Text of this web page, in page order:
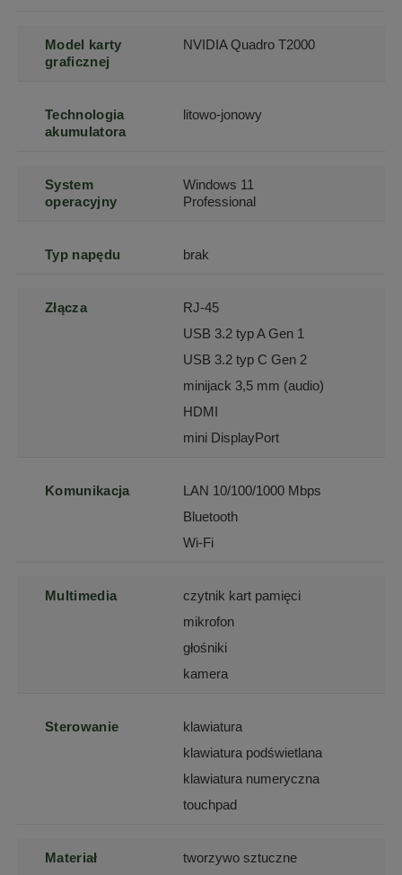
Model karty
graficznej
NVIDIA Quadro T2000
Technologia
akumulatora
litowo-jonowy
System
operacyjny
Windows 11
Professional
Typ napędu brak
Złącza
RJ-45
USB 3.2 typ A Gen 1
USB 3.2 typ C Gen 2
minijack 3,5 mm (audio)
HDMI
mini DisplayPort
Komunikacja
LAN 10/100/1000 Mbps
Bluetooth
Wi-Fi
Multimedia
czytnik kart pamięci
mikrofon
głośniki
kamera
Sterowanie
klawiatura
klawiatura podświetlana
klawiatura numeryczna
touchpad
Materiał tworzywo sztuczne